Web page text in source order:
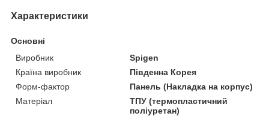
Характеристики
Основні
Виробник
Spigen
Країна виробник
Південна Корея
Форм-фактор
Панель (Накладка на корпус)
Матеріал
ТПУ (термопластичний
поліуретан)